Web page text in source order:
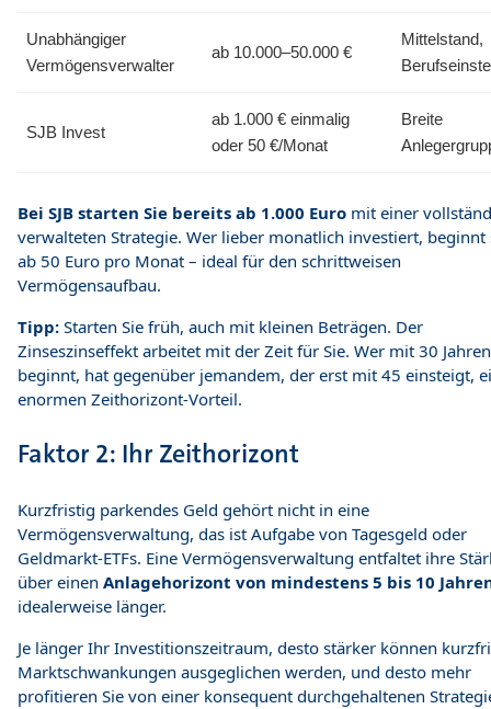
Unabhängiger
Vermögensverwalter
ab 10.000–50.000 €
Mittelstand,
SJB Invest
ab 1.000 € einmalig
oder 50 €/Monat
Breite
Bei SJB starten Sie bereits ab 1.000 Euro mit einer
verwalteten Strategie. Wer lieber monatlich investiert, beginnt
ab 50 Euro pro Monat – ideal für den schrittweisen
Vermögensaufbau.
Tipp: Starten Sie früh, auch mit kleinen Beträgen. Der
Zinseszinseffekt arbeitet mit der Zeit für Sie. Wer mit 30 Jahren
beginnt, hat gegenüber jemandem, der erst mit 45 einsteigt,
enormen Zeithorizont-Vorteil.
Faktor 2: Ihr Zeithorizont
Kurzfristig parkendes Geld gehört nicht in eine
Vermögensverwaltung, das ist Aufgabe von Tagesgeld oder
Geldmarkt-ETFs. Eine Vermögensverwaltung entfaltet ihre
über einen Anlagehorizont von mindestens 5 bis 10
idealerweise länger.
Je länger Ihr Investitionszeitraum, desto stärker können
Marktschwankungen ausgeglichen werden, und desto mehr
profitieren Sie von einer konsequent durchgehaltenen